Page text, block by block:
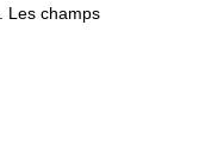
Les champs